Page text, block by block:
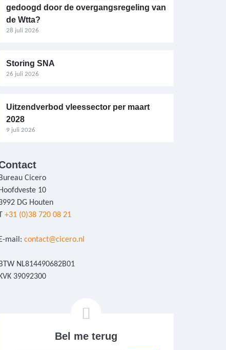
gedoogd door de overgangsregeling van
de Wtta?
28 juli 2026
Storing SNA
26 juli 2026
Uitzendverbod vleessector per maart
2028
9 juli 2026
Bureau Cicero
Hoofdveste 10
DG Houten
+31 (0)38 720 08 21
E-mail: contact@cicero.nl
BTW NL814490682B01
KVK 39092300
Bel me terug